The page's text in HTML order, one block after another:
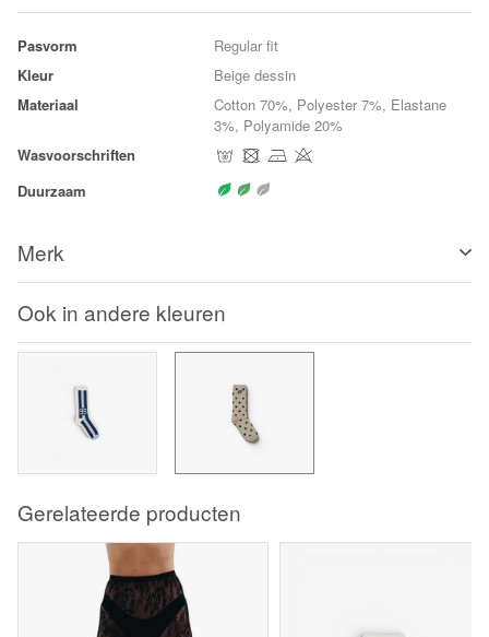
Pasvorm
Regular fit
Kleur
Beige dessin
Materiaal
Cotton 70%, Polyester 7%, Elastane
3%, Polyamide 20%
Wasvoorschriften
Duurzaam
Merk
Ook in andere kleuren
Gerelateerde producten